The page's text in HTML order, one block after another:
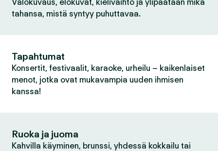
Valokuvaus, elokuvat, kielivaihto ja ylipäätään mikä
tahansa, mistä syntyy puhuttavaa.
Tapahtumat
Konsertit, festivaalit, karaoke, urheilu – kaikenlaiset
menot, jotka ovat mukavampia uuden ihmisen
kanssa!
Ruoka ja juoma
Kahvilla käyminen, brunssi, yhdessä kokkailu tai